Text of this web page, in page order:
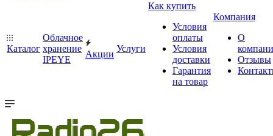
Каталог
Облачное
хранение
IPEYE
Акции
Услуги
Как купить
Условия
оплаты
Условия
доставки
Гарантия
на товар
Компания
О
Отзывы